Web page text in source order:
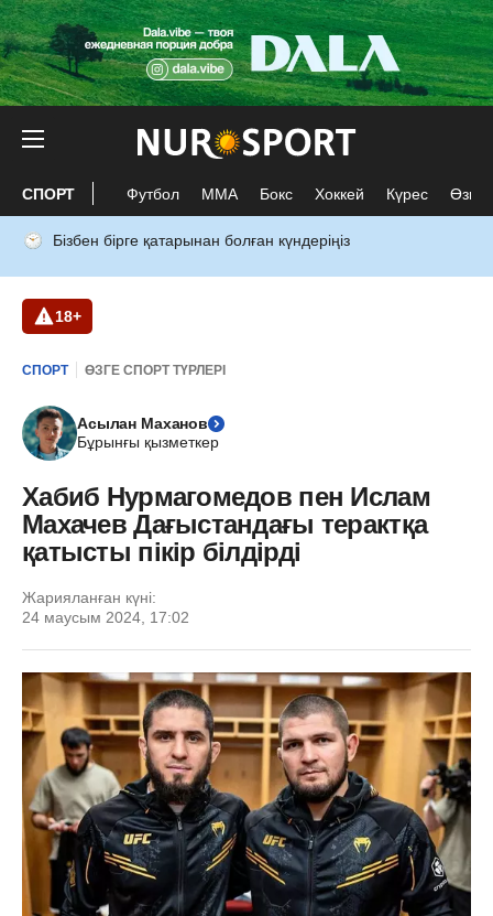
СПОРТ Футбол ММА Бокс Хоккей Күрес Өзге
Бізбен бірге қатарынан болған күндеріңіз
18+
СПОРТ ӨЗГЕ СПОРТ ТҮРЛЕРІ
Асылан Маханов
Бұрынғы қызметкер
Хабиб Нурмагомедов пен Ислам
Махачев Дағыстандағы терактқа
қатысты пікір білдірді
Жарияланған күні:
24 маусым 2024, 17:02